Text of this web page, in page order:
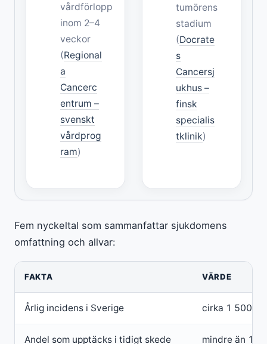
vårdförlopp
inom 2–4
veckor
(Regional
a
Cancerc
entrum –
svenskt
vårdprog
ram)
tumörens
stadium
(Docrate
s
Cancersj
ukhus –
finsk
specialis
tklinik)
Fem nyckeltal som sammanfattar sjukdomens
omfattning och allvar:
FAKTA VÄRDE
Årlig incidens i Sverige cirka 1 500
Andel som upptäcks i tidigt skede mindre än 10